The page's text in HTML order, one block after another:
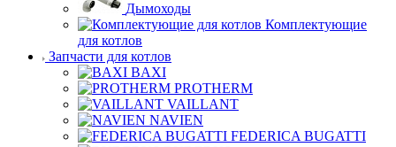
Дымоходы
Комплектующие
для котлов
Запчасти для котлов
BAXI
PROTHERM
VAILLANT
NAVIEN
FEDERICA BUGATTI